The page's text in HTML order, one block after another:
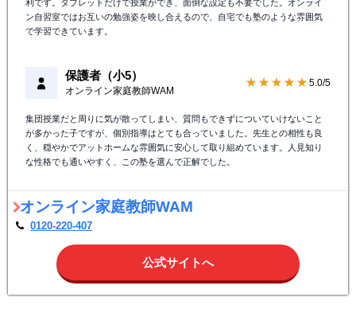
利です。タブレットだけで授業ができ、面倒な設定も不要でした。オンライ
ン自習室ではお互いの勉強姿を映し合えるので、自宅でも塾のような雰囲気
で学習できています。
保護者（小5）
オンライン家庭教師WAM
★★★★★ 5.0/5
集団授業だと周りに気が散ってしまい、質問もできずについていけないこと
が多かった子ですが、個別指導はとても合っていました。先生との相性も良
く、穏やかでアットホームな雰囲気に安心して取り組めています。人見知り
な性格でも通いやすく、この塾を選んで正解でした。
オンライン家庭教師WAM
0120-220-407
公式サイトへ